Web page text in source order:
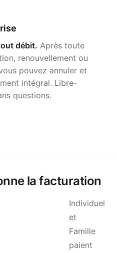
débit. Après toute
renouvellement ou
pouvez annuler et
intégral. Libre-
questions.
la facturation
Individuel
et
Famille
paient